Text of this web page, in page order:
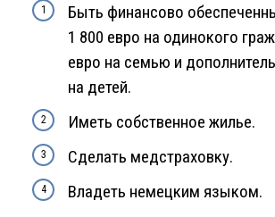
Быть финансово
1 800 евро на одинокого
евро на семью и
на детей.
Иметь собственное жилье.
Сделать медстраховку.
Владеть немецким языком.